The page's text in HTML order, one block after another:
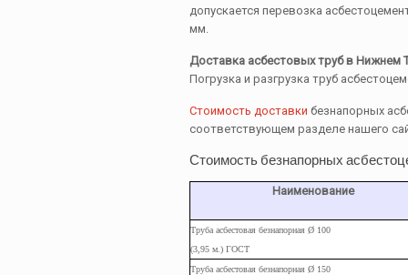
допускается перевозка
мм.
Доставка асбестовых труб в Нижнем
Погрузка и разгрузка труб
Стоимость доставки безнапорных
соответствующем разделе нашего
Стоимость безнапорных
Наименование
Труба асбестовая безнапорная Ø 100
(3,95 м.) ГОСТ
Труба асбестовая безнапорная Ø 150